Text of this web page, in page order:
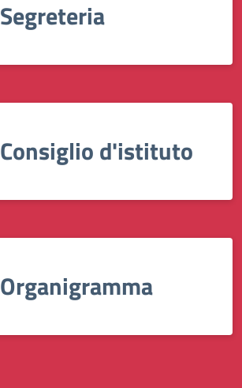
Segreteria
Consiglio d'istituto
Organigramma